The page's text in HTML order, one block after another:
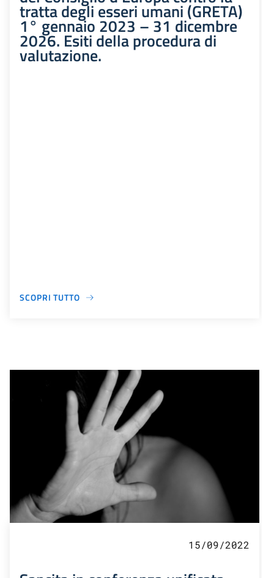
tratta degli esseri umani (GRETA)
1° gennaio 2023 – 31 dicembre
2026. Esiti della procedura di
valutazione.
SCOPRI TUTTO
15/09/2022